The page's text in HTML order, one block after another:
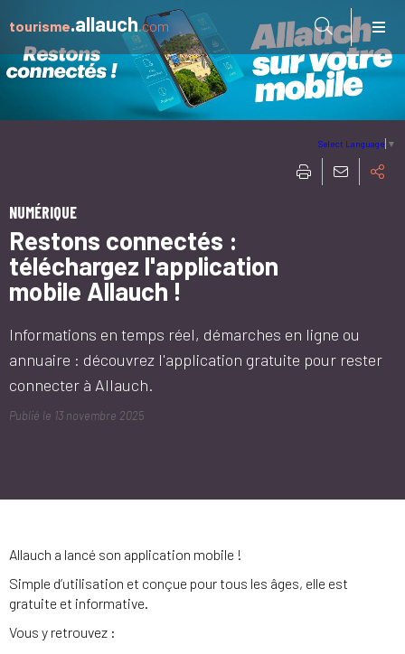
tourisme.allauch.com
Select Language ▼
NUMÉRIQUE
Restons connectés :
téléchargez l'application
mobile Allauch !
Informations en temps réel, démarches en ligne ou
annuaire : découvrez l'application gratuite pour rester
connecter à Allauch.
Publié le 13 novembre 2025
Allauch a lancé son application mobile !
Simple d’utilisation et conçue pour tous les âges, elle est
gratuite et informative.
Vous y retrouvez :